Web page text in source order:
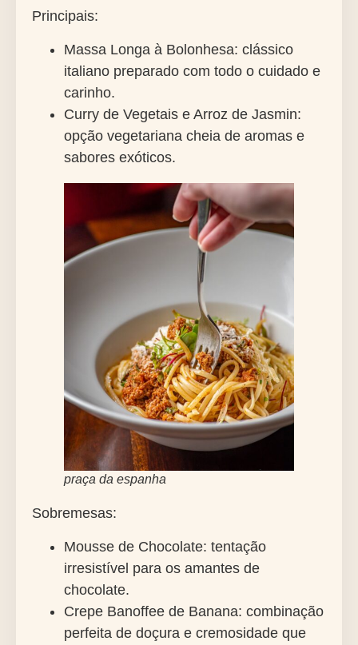
Principais:
Massa Longa à Bolonhesa: clássico
italiano preparado com todo o cuidado e
carinho.
Curry de Vegetais e Arroz de Jasmin:
opção vegetariana cheia de aromas e
sabores exóticos.
praça da espanha
Sobremesas:
Mousse de Chocolate: tentação
irresistível para os amantes de
chocolate.
Crepe Banoffee de Banana: combinação
perfeita de doçura e cremosidade que